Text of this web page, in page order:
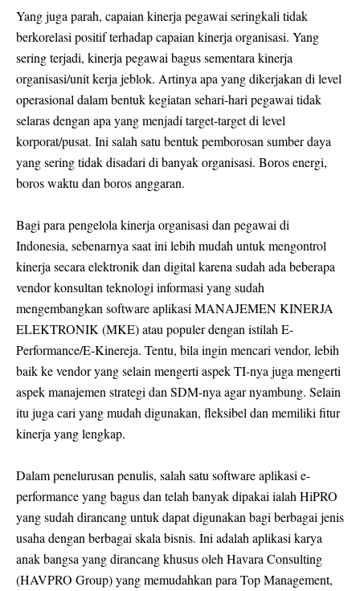
Yang juga parah, capaian kinerja pegawai seringkali tidak
berkorelasi positif terhadap capaian kinerja organisasi. Yang
sering terjadi, kinerja pegawai bagus sementara kinerja
organisasi/unit kerja jeblok. Artinya apa yang dikerjakan di level
operasional dalam bentuk kegiatan sehari-hari pegawai tidak
selaras dengan apa yang menjadi target-target di level
korporat/pusat. Ini salah satu bentuk pemborosan sumber daya
yang sering tidak disadari di banyak organisasi. Boros energi,
boros waktu dan boros anggaran.
Bagi para pengelola kinerja organisasi dan pegawai di
Indonesia, sebenarnya saat ini lebih mudah untuk mengontrol
kinerja secara elektronik dan digital karena sudah ada beberapa
vendor konsultan teknologi informasi yang sudah
mengembangkan software aplikasi MANAJEMEN KINERJA
ELEKTRONIK (MKE) atau populer dengan istilah E-
Performance/E-Kinereja. Tentu, bila ingin mencari vendor, lebih
baik ke vendor yang selain mengerti aspek TI-nya juga mengerti
aspek manajemen strategi dan SDM-nya agar nyambung. Selain
itu juga cari yang mudah digunakan, fleksibel dan memiliki fitur
kinerja yang lengkap.
Dalam penelurusan penulis, salah satu software aplikasi e-
performance yang bagus dan telah banyak dipakai ialah HiPRO
yang sudah dirancang untuk dapat digunakan bagi berbagai jenis
usaha dengan berbagai skala bisnis. Ini adalah aplikasi karya
anak bangsa yang dirancang khusus oleh Havara Consulting
(HAVPRO Group) yang memudahkan para Top Management,